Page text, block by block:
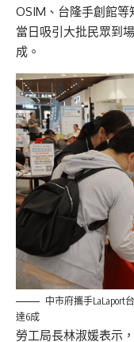
OSIM、台隆手創館
當日吸引大批民眾到
成。
中市府攜手LaLaport
達6成
勞工局長林淑媛表示